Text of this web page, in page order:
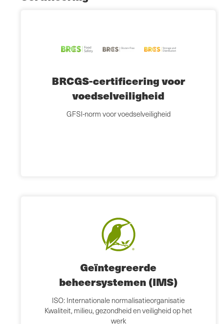
BRCGS-certificering voor
voedselveiligheid
GFSI-norm voor voedselveiligheid
Geïntegreerde
beheersystemen (IMS)
ISO: Internationale normalisatieorganisatie
Kwaliteit, milieu, gezondheid en veiligheid op het
werk